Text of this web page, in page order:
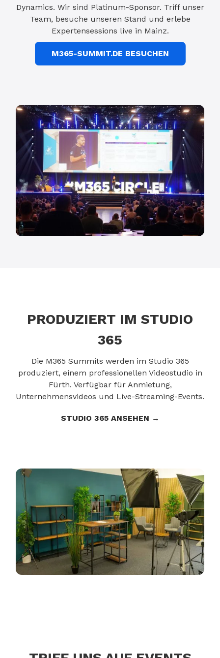
Dynamics. Wir sind Platinum-Sponsor. Triff unser
Team, besuche unseren Stand und erlebe
Expertensessions live in Mainz.
M365-SUMMIT.DE BESUCHEN
PRODUZIERT IM STUDIO
365
Die M365 Summits werden im Studio 365
produziert, einem professionellen Videostudio in
Fürth. Verfügbar für Anmietung,
Unternehmensvideos und Live-Streaming-Events.
STUDIO 365 ANSEHEN →